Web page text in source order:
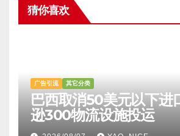
猜你喜欢
广告引流 其它分类
巴西取消50美元以下进
逊300物流设施投运